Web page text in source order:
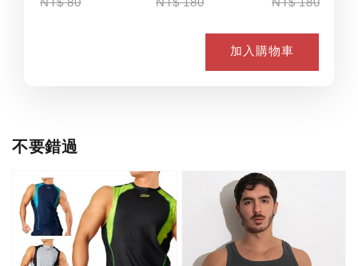
加入購物車
不要錯過